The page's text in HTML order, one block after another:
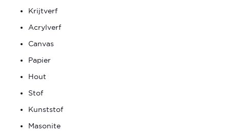
Krijtverf
Acrylverf
Canvas
Papier
Hout
Stof
Kunststof
Masonite